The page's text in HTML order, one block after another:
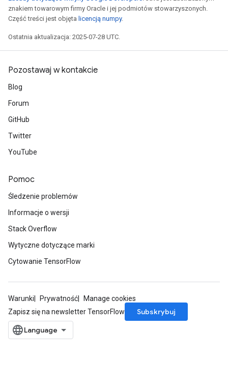
znakiem towarowym firmy Oracle i jej podmiotów stowarzyszonych.
Część treści jest objęta licencją numpy.
Ostatnia aktualizacja: 2025-07-28 UTC.
Pozostawaj w kontakcie
Blog
Forum
GitHub
Twitter
YouTube
Pomoc
Śledzenie problemów
Informacje o wersji
Stack Overflow
Wytyczne dotyczące marki
Cytowanie TensorFlow
Warunki Prywatność
Manage cookies
Zapisz się na newsletter TensorFlow
Subskrybuj